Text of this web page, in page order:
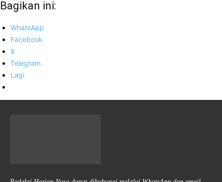
Bagikan ini:
WhatsApp
Facebook
X
Telegram
Lagi